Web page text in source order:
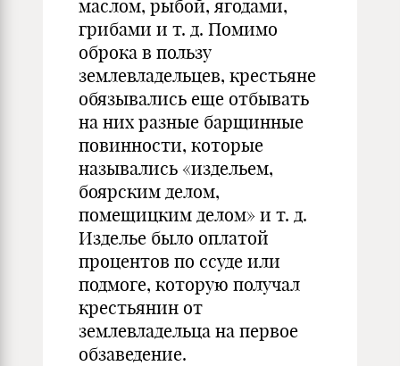
маслом, рыбой, ягодами,
грибами и т. д. Помимо
оброка в пользу
землевладельцев, крестьяне
обязывались еще отбывать
на них разные барщинные
повинности, которые
назывались «издельем,
боярским делом,
помещицким делом» и т. д.
Изделье было оплатой
процентов по ссуде или
подмоге, которую получал
крестьянин от
землевладельца на первое
обзаведение.